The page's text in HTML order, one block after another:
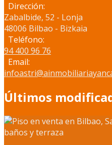
Dirección:
Zabalbide, 52 - Lonja
48006 Bilbao - Bizkaia
Teléfono:
94 400 96 76
Email:
Últimos